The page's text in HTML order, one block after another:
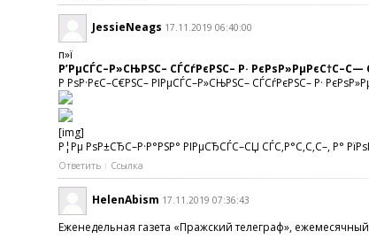
JessieNeags 17.11.2019 06:40:00
п»ї
Р’РµСЃС–Р»СЊРЅС– СЃСѓРєРЅС– Р·
Р РѕР·РєС–С€РЅС– РІРµСЃС–Р»СЊРЅС– СЃСѓРєРЅС– Р·
[img]
Р¦Рµ РѕР±СЂС–Р·Р°РЅР° РІРµСЂСЃС–СЏ СЃС‚Р°С‚С‚С–, Р°
Ответить Ссылка
HelenAbism 17.11.2019 07:36:43
Еженедельная газета «Пражский телеграф»,